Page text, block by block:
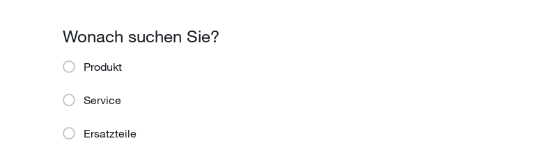
Wonach suchen Sie?
Produkt
Service
Ersatzteile